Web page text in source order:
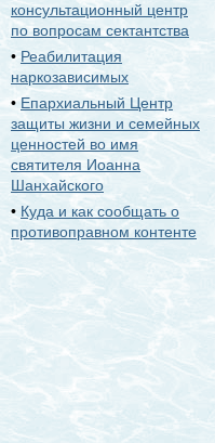
консультационный центр
по вопросам сектантства
•Реабилитация
наркозависимых
•Епархиальный Центр
защиты жизни и семейных
ценностей во имя
святителя Иоанна
Шанхайского
• Куда и как сообщать о
противоправном контенте